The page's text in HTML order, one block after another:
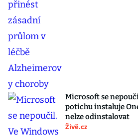
Microsoft se
potichu instaluje
nelze odinstalovat
Živě.cz